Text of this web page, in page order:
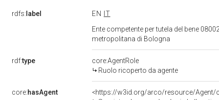
rdfs: label EN
IT
Ente competente per tutela del bene
metropolitana di Bologna
rdf:type
core:AgentRole
Ruolo ricoperto da agente
core:hasAgent
<https://w3id.org/arco/resource/Agent/